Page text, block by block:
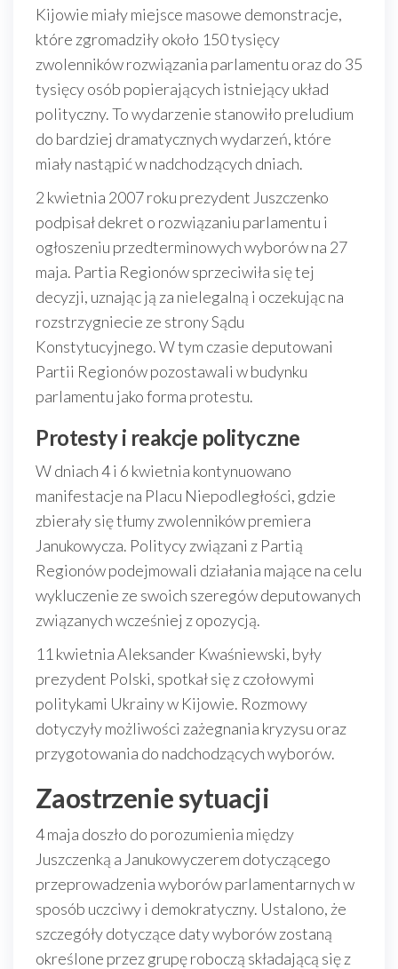
Kijowie miały miejsce masowe demonstracje,
które zgromadziły około 150 tysięcy
zwolenników rozwiązania parlamentu oraz do 35
tysięcy osób popierających istniejący układ
polityczny. To wydarzenie stanowiło preludium
do bardziej dramatycznych wydarzeń, które
miały nastąpić w nadchodzących dniach.
2 kwietnia 2007 roku prezydent Juszczenko
podpisał dekret o rozwiązaniu parlamentu i
ogłoszeniu przedterminowych wyborów na 27
maja. Partia Regionów sprzeciwiła się tej
decyzji, uznając ją za nielegalną i oczekując na
rozstrzygniecie ze strony Sądu
Konstytucyjnego. W tym czasie deputowani
Partii Regionów pozostawali w budynku
parlamentu jako forma protestu.
Protesty i reakcje polityczne
W dniach 4 i 6 kwietnia kontynuowano
manifestacje na Placu Niepodległości, gdzie
zbierały się tłumy zwolenników premiera
Janukowycza. Politycy związani z Partią
Regionów podejmowali działania mające na celu
wykluczenie ze swoich szeregów deputowanych
związanych wcześniej z opozycją.
11 kwietnia Aleksander Kwaśniewski, były
prezydent Polski, spotkał się z czołowymi
politykami Ukrainy w Kijowie. Rozmowy
dotyczyły możliwości zażegnania kryzysu oraz
przygotowania do nadchodzących wyborów.
Zaostrzenie sytuacji
4 maja doszło do porozumienia między
Juszczenką a Janukowyczerem dotyczącego
przeprowadzenia wyborów parlamentarnych w
sposób uczciwy i demokratyczny. Ustalono, że
szczegóły dotyczące daty wyborów zostaną
określone przez grupę roboczą składającą się z